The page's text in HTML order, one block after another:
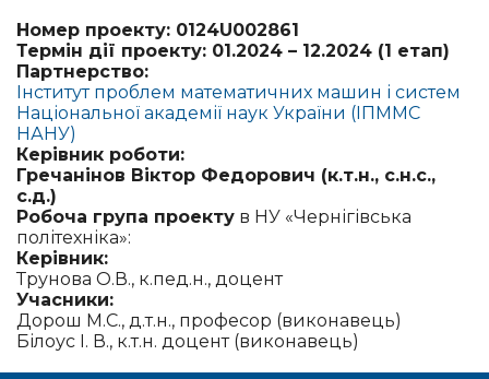
Номер проекту: 0124U002861
Термін дії проекту: 01.2024 – 12.2024 (1 етап)
Партнерство:
Інститут проблем математичних машин і систем
Національної академії наук України (ІПММС
НАНУ)
Керівник роботи:
Гречанінов Віктор Федорович (к.т.н., с.н.с.,
с.д.)
Робоча група проекту в НУ «Чернігівська
політехніка»:
Керівник:
Трунова О.В., к.пед.н., доцент
Учасники:
Дорош М.С., д.т.н., професор (виконавець)
Білоус І. В., к.т.н. доцент (виконавець)